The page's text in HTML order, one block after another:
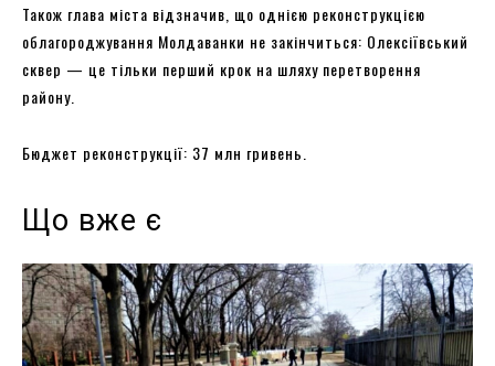
Також глава міста відзначив, що однією реконструкцією
облагороджування Молдаванки не закінчиться: Олексіївський
сквер — це тільки перший крок на шляху перетворення
району.
Бюджет реконструкції: 37 млн ​​гривень.
Що вже є